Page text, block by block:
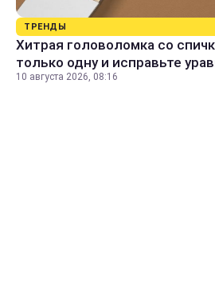
ТРЕНДЫ
Хитрая головоломка со
только одну и исправьте
10 августа 2026, 08:16